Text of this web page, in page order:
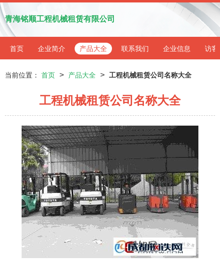
青海铭顺工程机械租赁有限公司
首页 企业简介 产品大全 联系我们 企业信息 访客
当前位置： 首页 > 产品大全 > 工程机械租赁公司名称大全
工程机械租赁公司名称大全